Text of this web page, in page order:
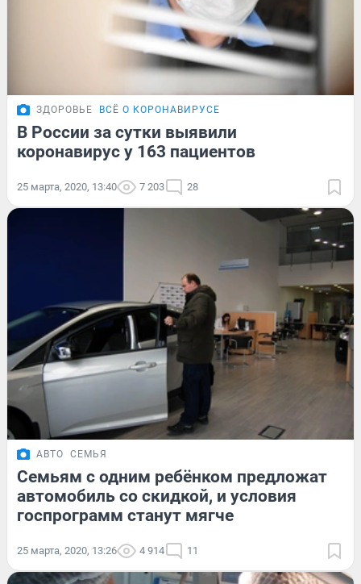
ЗДОРОВЬЕ ВСЁ О КОРОНАВИРУСЕ
В России за сутки выявили
коронавирус у 163 пациентов
25 марта, 2020, 13:40 7 203 28
АВТО СЕМЬЯ
Семьям с одним ребёнком предложат
автомобиль со скидкой, и условия
госпрограмм станут мягче
25 марта, 2020, 13:26 4 914 11